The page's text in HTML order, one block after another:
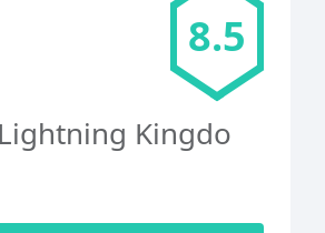
8.5
Kingdo